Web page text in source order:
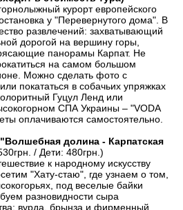
курорт европейского
у "Перевернутого дома". В
развлечений: захватывающий
дорогой на вершину горы,
панорамы Карпат. Не
на самом большом
Можно сделать фото с
покататься в собачьих упряжках
Гуцул Ленд или
СПА Украины – "VODA
оплачиваются самостоятельно.
долина - Карпатская
/ Дети: 480грн.)
к народному искусству
"Хату-стаю", где узнаем о том,
под веселые байки
разновидности сыра
вурда, брынза и фирменный